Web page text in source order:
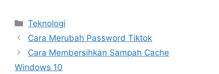
Kategori
Teknologi
Cara Merubah Password Tiktok
Cara Membersihkan Sampah Cache
Windows 10